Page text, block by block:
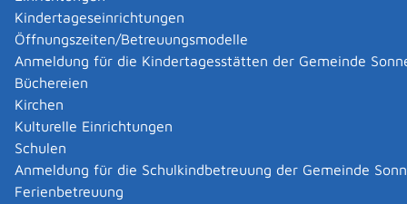
Kindertageseinrichtungen
Öffnungszeiten/Betreuungsmodelle
Anmeldung für die Kindertagesstätten der Gemeinde
Büchereien
Kirchen
Kulturelle Einrichtungen
Schulen
Anmeldung für die Schulkindbetreuung der Gemeinde
Ferienbetreuung
Organisationseinheiten
Einwohnermeldeamt
Ortschaftsverwaltung
Standesamt
Übergeordnete Dienststellen
Gemeinde Sonnenbühl